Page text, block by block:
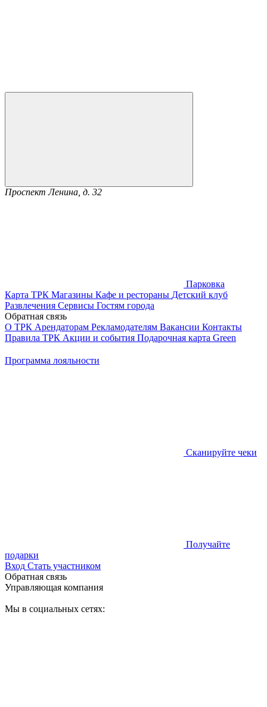
Проспект Ленина, д. 32
Парковка
Карта ТРК Магазины Кафе и рестораны Детский клуб
Развлечения Сервисы Гостям города
Обратная связь
О ТРК Арендаторам Рекламодателям Вакансии Контакты
Правила ТРК Акции и события Подарочная карта Green
Программа лояльности
Сканируйте чеки
Получайте
подарки
Вход Стать участником
Обратная связь
Управляющая компания
Мы в социальных сетях: